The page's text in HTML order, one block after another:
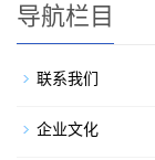
导航栏目
联系我们
企业文化